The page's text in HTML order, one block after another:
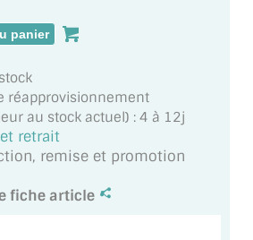
réapprovisionnement
au stock actuel) : 4 à 12j
retrait
remise et promotion
fiche article